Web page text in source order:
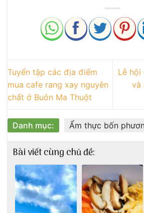
Tuyển tập các địa điểm
mua cafe rang xay nguyên
chất ở Buôn Ma Thuột
Lễ hội
và
Danh mục: Ẩm thực bốn
Bài viết cùng chủ đề: